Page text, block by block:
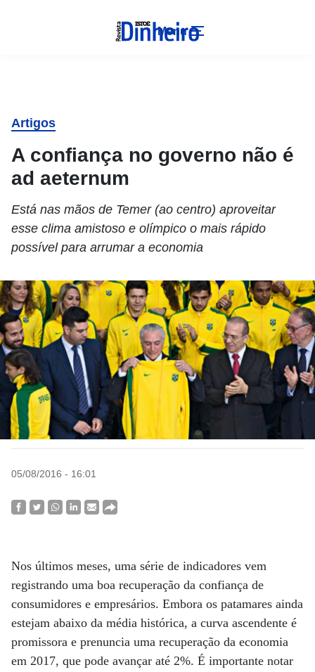
Menu
Artigos
A confiança no governo não é
ad aeternum
Está nas mãos de Temer (ao centro) aproveitar
esse clima amistoso e olímpico o mais rápido
possível para arrumar a economia
05/08/2016 - 16:01
Nos últimos meses, uma série de indicadores vem
registrando uma boa recuperação da confiança de
consumidores e empresários. Embora os patamares ainda
estejam abaixo da média histórica, a curva ascendente é
promissora e prenuncia uma recuperação da economia
em 2017, que pode avançar até 2%. É importante notar